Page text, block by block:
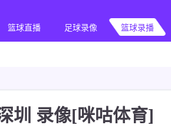
篮球直播 足球录像 篮球录播
圳 录像[咪咕体育]